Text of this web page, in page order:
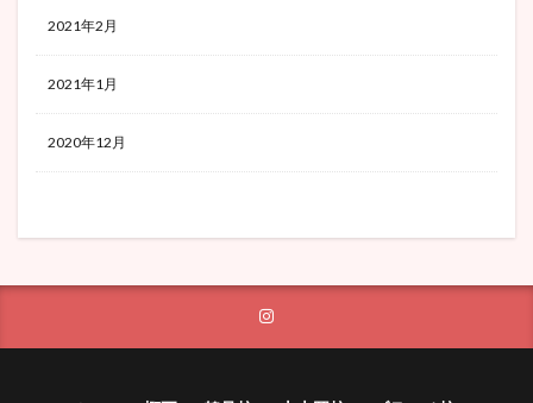
2021年2月
2021年1月
2020年12月